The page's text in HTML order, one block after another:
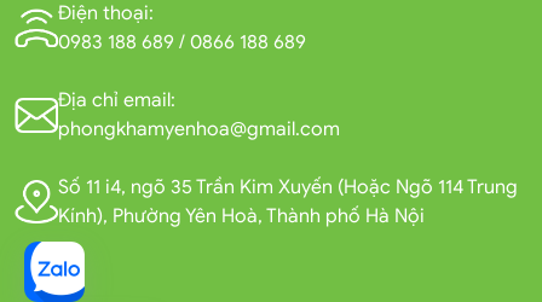
Điện thoại:
0983 188 689 / 0866 188 689
Địa chỉ email:
phongkhamyenhoa@gmail.com
Số 11 i4, ngõ 35 Trần Kim Xuyến (Hoặc Ngõ 114 Trung
Kính), Phường Yên Hoà, Thành phố Hà Nội